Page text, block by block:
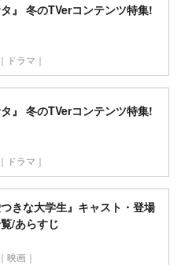
』 冬のTVerコンテンツ特集!
｜ドラマ｜
』 冬のTVerコンテンツ特集!
｜ドラマ｜
きな大学生』キャスト・登場
/あらすじ
｜映画｜